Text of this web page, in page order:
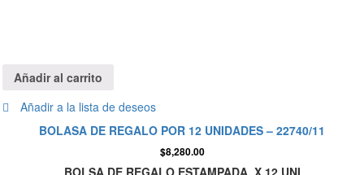
Añadir al carrito
Añadir a la lista de deseos
BOLASA DE REGALO POR 12 UNIDADES – 22740/11
$8,280.00
BOLSA DE REGALO ESTAMPADA X 12 UNI